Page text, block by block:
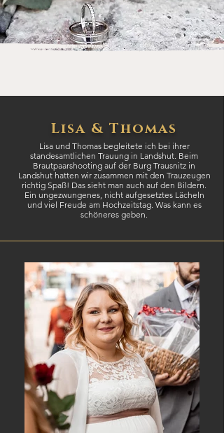
Lisa & Thomas
Lisa und Thomas begleitete ich bei ihrer
standesamtlichen Trauung in Landshut. Beim
Brautpaarshooting auf der Burg Trausnitz in
Landshut hatten wir zusammen mit den Trauzeugen
richtig Spaß! Das sieht man auch auf den Bildern.
Ein ungezwungenes, nicht aufgesetztes Lächeln
und viel Freude am Hochzeitstag. Was kann es
schöneres geben.